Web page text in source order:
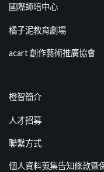
國際師培中心
橘子泥教育劇場
acart 創作藝術推廣協會
橙智簡介
人才招募
聯繫方式
個人資料蒐集告知條款暨